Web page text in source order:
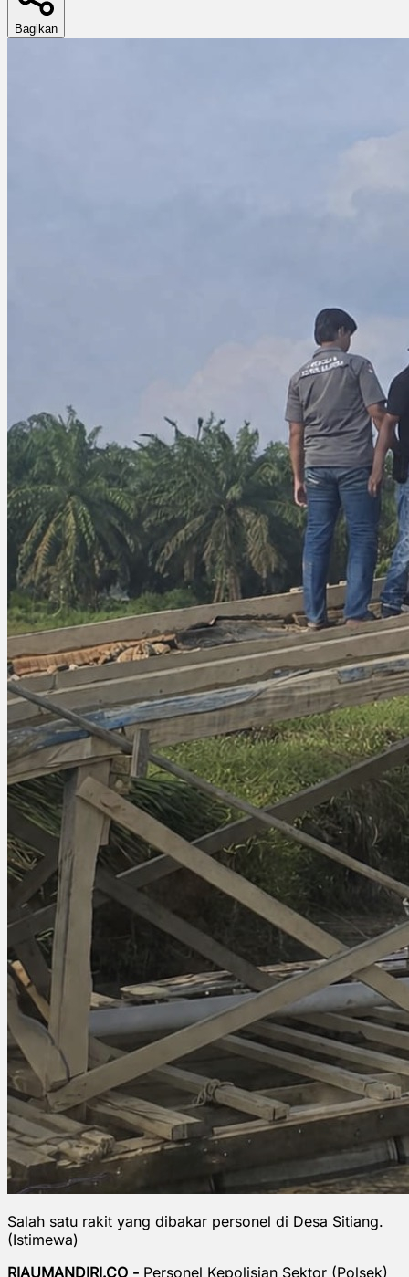
Bagikan
Salah satu rakit yang dibakar personel di Desa Sitiang.
(Istimewa)
RIAUMANDIRI.CO - Personel Kepolisian Sektor (Polsek)